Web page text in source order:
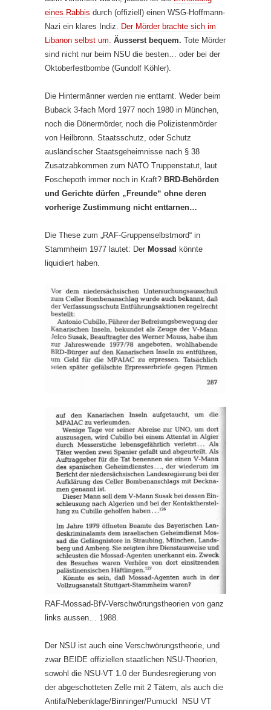
eines Rabbis durch (offiziell) einen WSG-Hoffmann-
Nazi ein klares Indiz. Der Mörder brachte sich im
Libanon selbst um. Äusserst bequem. Tote Mörder
sind nicht nur beim NSU die besten… oder bei der
Oktoberfestbombe (Gundolf Köhler).
Die Hintermänner werden nie enttarnt. Weder beim
Buback 3-fach Mord 1977 noch 1980 in München,
noch die Dönermörder, noch die Polizistenmörder
von Heilbronn. Staatsschutz, oder Schutz
ausländischer Staatsgeheimnisse nach § 38
Zusatzabkommen zum NATO Truppenstatut, laut
Foschepoth immer noch in Kraft? BRD-Behörden
und Gerichte dürfen „Freunde“ ohne deren
vorherige Zustimmung nicht enttarnen…
Die These zum „RAF-Gruppenselbstmord“ in
Stammheim 1977 lautet: Der Mossad könnte
liquidiert haben.
RAF-Mossad-BfV-Verschwörungstheorien von ganz
links aussen… 1988.
Der NSU ist auch eine Verschwörungstheorie, und
zwar BEIDE offiziellen staatlichen NSU-Theorien,
sowohl die NSU-VT 1.0 der Bundesregierung von
der abgeschotteten Zelle mit 2 Tätern, als auch die
Antifa/Nebenklage/Binninger/Pumuckl NSU VT